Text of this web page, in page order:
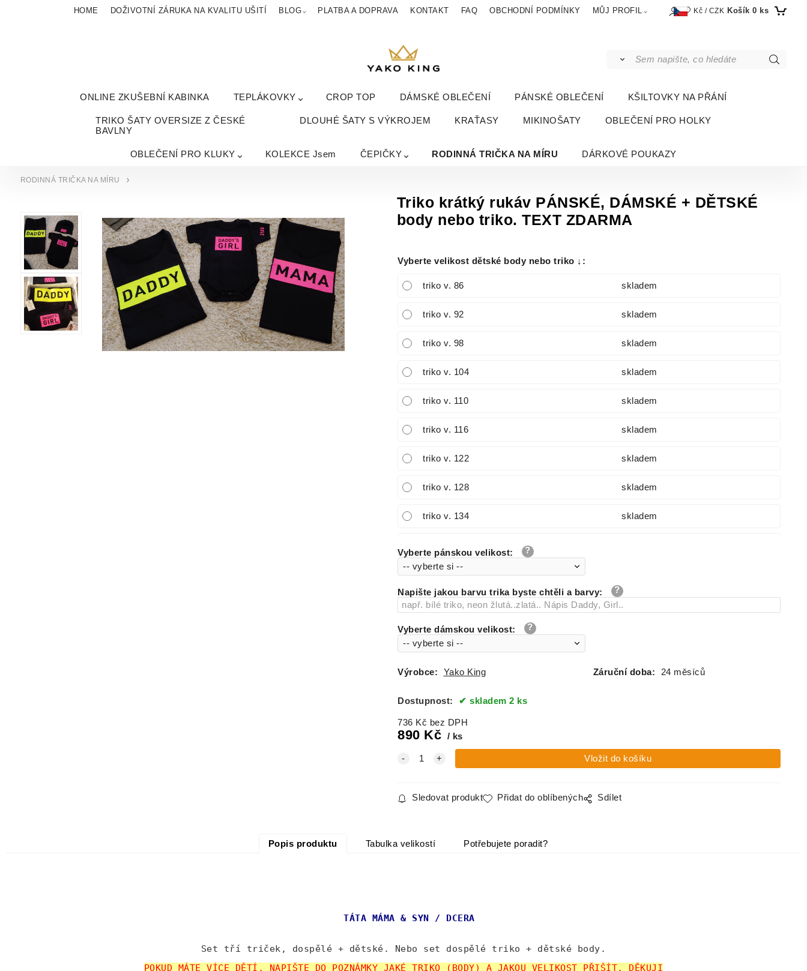
HOME DOŽIVOTNÍ ZÁRUKA NA KVALITU UŠITÍ BLOG PLATBA A DOPRAVA KONTAKT FAQ OBCHODNÍ PODMÍNKY MŮJ PROFIL Kč / CZK Košík 0 ks
ONLINE ZKUŠEBNÍ KABINKA TEPLÁKOVKY CROP TOP DÁMSKÉ OBLEČENÍ PÁNSKÉ OBLEČENÍ KŠILTOVKY NA PŘÁNÍ
TRIKO ŠATY OVERSIZE Z ČESKÉ
BAVLNY
DLOUHÉ ŠATY S VÝKROJEM KRAŤASY MIKINOŠATY OBLEČENÍ PRO HOLKY
OBLEČENÍ PRO KLUKY KOLEKCE Jsem ČEPIČKY RODINNÁ TRIČKA NA MÍRU DÁRKOVÉ POUKAZY
RODINNÁ TRIČKA NA MÍRU
Triko krátký rukáv PÁNSKÉ, DÁMSKÉ + DĚTSKÉ
body nebo triko. TEXT ZDARMA
Vyberte velikost dětské body nebo triko ↓ :
triko v. 86 skladem
triko v. 92 skladem
triko v. 98 skladem
triko v. 104 skladem
triko v. 110 skladem
triko v. 116 skladem
triko v. 122 skladem
triko v. 128 skladem
triko v. 134 skladem
body v. 56
body v. 62
body v. 68
body v. 86
Vyberte pánskou velikost:
Napište jakou barvu trika byste chtěli a barvy:
Vyberte dámskou velikost:
Výrobce: Yako King Záruční doba: 24 měsíců
Dostupnost: skladem 2 ks
736 Kč bez DPH
890 Kč ks
Sledovat produkt Přidat do oblíbených Sdílet
Popis produktu Tabulka velikostí Potřebujete poradit?
TÁTA MÁMA & SYN / DCERA
Set tří triček, dospělé + dětské. Nebo set dospělé triko + dětské body.
POKUD MÁTE VÍCE DĚTÍ, NAPIŠTE DO POZNÁMKY JAKÉ TRIKO (BODY) A JAKOU VELIKOST PŘIŠÍT, DĚKUJI